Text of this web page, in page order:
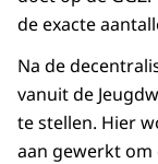
de exacte
Na de
vanuit de
te stellen. Hier
aan gewerkt om